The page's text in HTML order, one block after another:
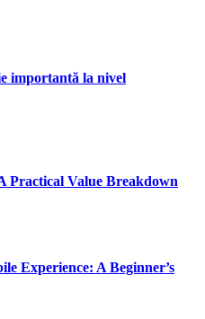
importantă la nivel
Practical Value Breakdown
Experience: A Beginner’s